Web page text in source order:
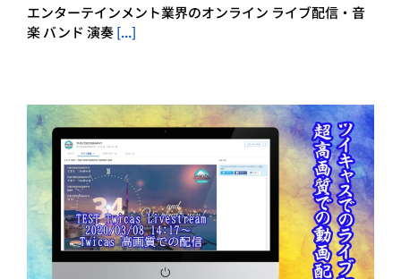
エンターテインメント業界のオンライン ライブ配信・音
楽 バンド 演奏[...]